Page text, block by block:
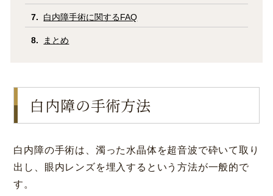
クリニック案内
ドクター紹介
学会発表 / 論文 /
報道・メディア出演
ホーム
先進会眼科 福岡飯塚
福岡県飯塚市川津
[提携]札幌かとう眼
[ICL提携]鹿児島園
田眼科
鹿児島市中央町
[提携]木村眼科 天王
白内障手術に関するFAQ
まとめ
白内障の手術方法
白内障の手術は、濁った水晶体を超音波で砕いて取り
出し、眼内レンズを埋入するという方法が一般的で
す。